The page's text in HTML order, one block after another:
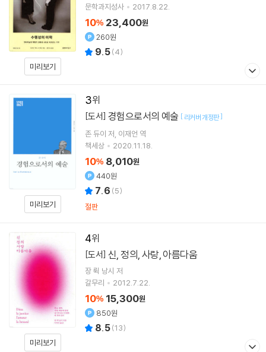
미리보기
문학과지성사
2017.8.22.
10% 23,400원
260원
9.5(4)
3
미리보기
[도서] 경험으로서의 예술 [ 리커버 개정판]
존 듀이 저 이재언 역
책세상
2020.11.18.
10% 8,010원
440원
7.6 (5)
절판
4
미리보기
[도서] 신, 정의, 사랑, 아름다움
장 뤽 낭시 저
갈무리
2012.7.22.
10% 15,300원
850원
8.5(13)